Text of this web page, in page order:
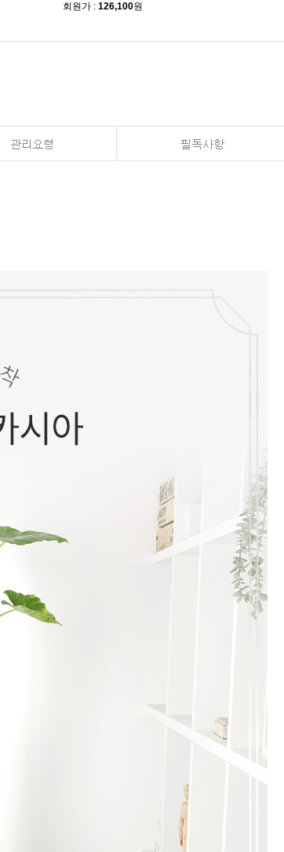
회원가 : 126,100원